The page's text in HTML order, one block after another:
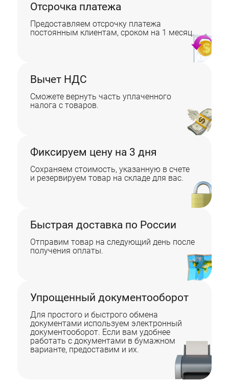
Отсрочка платежа
Предоставляем отсрочку платежа
постоянным клиентам, сроком на 1 месяц.
Вычет НДС
Сможете вернуть часть уплаченного
налога с товаров.
Фиксируем цену на 3 дня
Сохраняем стоимость, указанную в счете
и резервируем товар на складе для вас.
Быстрая доставка по России
Отправим товар на следующий день после
получения оплаты.
Упрощенный документооборот
Для простого и быстрого обмена
документами используем электронный
документооборот. Если вам удобнее
работать с документами в бумажном
варианте, предоставим и их.